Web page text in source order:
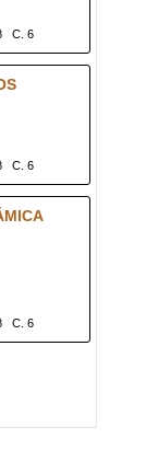
C. 6
C. 6
C. 6